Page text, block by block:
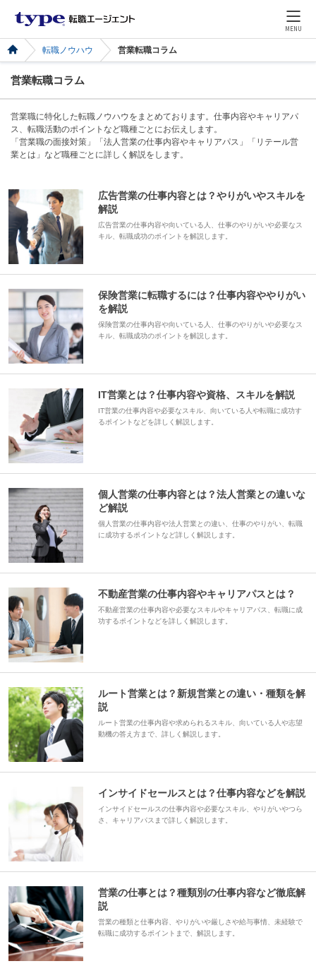
MENU
転職ノウハウ 営業転職コラム
営業転職コラム
営業職に特化した転職ノウハウをまとめております。仕事内容やキャリアパ
ス、転職活動のポイントなど職種ごとにお伝えします。
「営業職の面接対策」「法人営業の仕事内容やキャリアパス」「リテール営
業とは」など職種ごとに詳しく解説をします。
広告営業の仕事内容とは？やりがいやスキルを
解説
広告営業の仕事内容や向いている人、仕事のやりがいや必要なス
キル、転職成功のポイントを解説します。
保険営業に転職するには？仕事内容ややりがい
を解説
保険営業の仕事内容や向いている人、仕事のやりがいや必要なス
キル、転職成功のポイントを解説します。
IT営業とは？仕事内容や資格、スキルを解説
IT営業の仕事内容や必要なスキル、向いている人や転職に成功す
るポイントなどを詳しく解説します。
個人営業の仕事内容とは？法人営業との違いな
ど解説
個人営業の仕事内容や法人営業との違い、仕事のやりがい、転職
に成功するポイントなど詳しく解説します。
不動産営業の仕事内容やキャリアパスとは？
不動産営業の仕事内容や必要なスキルやキャリアパス、転職に成
功するポイントなどを詳しく解説します。
ルート営業とは？新規営業との違い・種類を解
説
ルート営業の仕事内容や求められるスキル、向いている人や志望
動機の答え方まで、詳しく解説します。
インサイドセールスとは？仕事内容などを解説
インサイドセールスの仕事内容や必要なスキル、やりがいやつら
さ、キャリアパスまで詳しく解説します。
営業の仕事とは？種類別の仕事内容など徹底解
説
営業の種類と仕事内容、やりがいや厳しさや給与事情、未経験で
転職に成功するポイントまで、解説します。